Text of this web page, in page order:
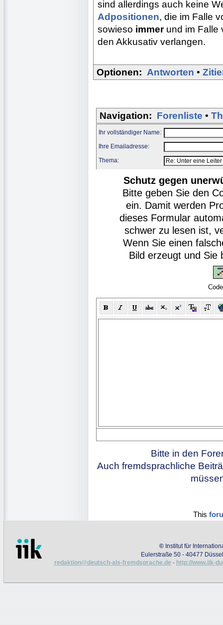
sind allerdings auch keine
Adpositionen, die im Falle
sowieso immerund im Falle
den Akkusativ verlangen.
Optionen: Antworten •
Navigation: Forenliste •
Ihr vollständiger Name:
Ihre Emailadresse:
Thema:
Schutz gegen
Bitte geben Sie den
ein. Damit werden
dieses Formular
schwer zu lesen ist,
Wenn Sie einen
Bild erzeugt und Sie
Bitte in den
Auch fremdsprachliche
This
© Institut für
Eulerstraße 50 - 40477
redaktion@deutsch-als-fremdsprache.de - http://www.iik-